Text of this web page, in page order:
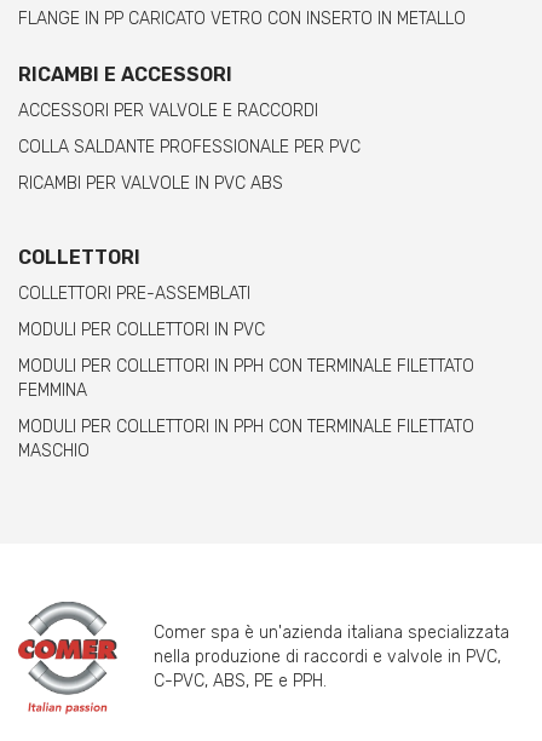
FLANGE IN PP CARICATO VETRO CON INSERTO IN METALLO
RICAMBI E ACCESSORI
ACCESSORI PER VALVOLE E RACCORDI
COLLA SALDANTE PROFESSIONALE PER PVC
RICAMBI PER VALVOLE IN PVC ABS
COLLETTORI
COLLETTORI PRE-ASSEMBLATI
MODULI PER COLLETTORI IN PVC
MODULI PER COLLETTORI IN PPH CON TERMINALE FILETTATO
FEMMINA
MODULI PER COLLETTORI IN PPH CON TERMINALE FILETTATO
MASCHIO
Comer spa è un'azienda italiana specializzata
nella produzione di raccordi e valvole in PVC,
C-PVC, ABS, PE e PPH.